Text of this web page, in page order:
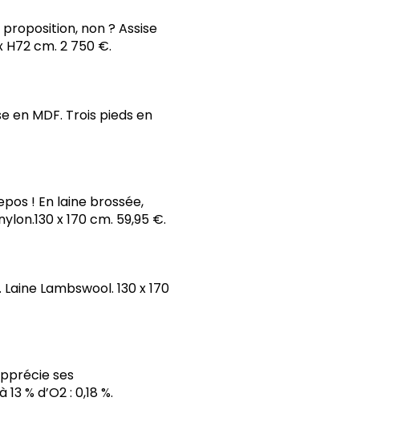
non ? Assise
cm. 2 750 €.
en MDF. Trois pieds en
! En laine brossée,
x 170 cm. 59,95 €.
Lambswool. 130 x 170
ses
% d’O2 : 0,18 %.